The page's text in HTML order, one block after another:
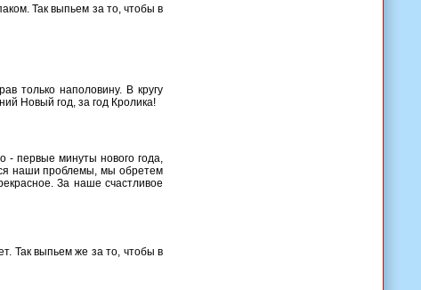
Так выпьем за то, чтобы в
только наполовину. В кругу
Новый год, за год Кролика!
- первые минуты нового года,
наши проблемы, мы обретем
За наше счастливое
Так выпьем же за то, чтобы в